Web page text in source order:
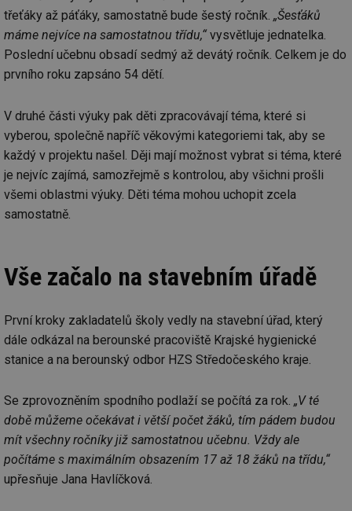
třeťáky až páťáky, samostatně bude šestý ročník. „Šesťáků
máme nejvíce na samostatnou třídu,“ vysvětluje jednatelka.
Poslední učebnu obsadí sedmý až devátý ročník. Celkem je do
prvního roku zapsáno 54 dětí.
V druhé části výuky pak děti zpracovávají téma, které si
vyberou, společně napříč věkovými kategoriemi tak, aby se
každý v projektu našel. Ději mají možnost vybrat si téma, které
je nejvíc zajímá, samozřejmě s kontrolou, aby všichni prošli
všemi oblastmi výuky. Děti téma mohou uchopit zcela
samostatně.
Vše začalo na stavebním úřadě
První kroky zakladatelů školy vedly na stavební úřad, který
dále odkázal na berounské pracoviště Krajské hygienické
stanice a na berounský odbor HZS Středočeského kraje.
Se zprovozněním spodního podlaží se počítá za rok. „V té
době můžeme očekávat i větší počet žáků, tím pádem budou
mít všechny ročníky již samostatnou učebnu. Vždy ale
počítáme s maximálním obsazením 17 až 18 žáků na třídu,“
upřesňuje Jana Havlíčková.